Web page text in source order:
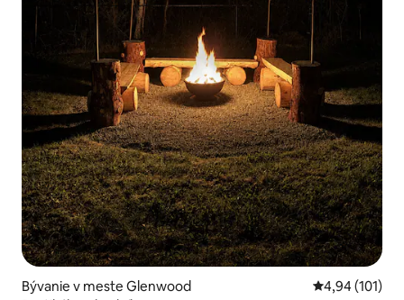
Bývanie v meste Glenwood Priemerné
4,94 (101)